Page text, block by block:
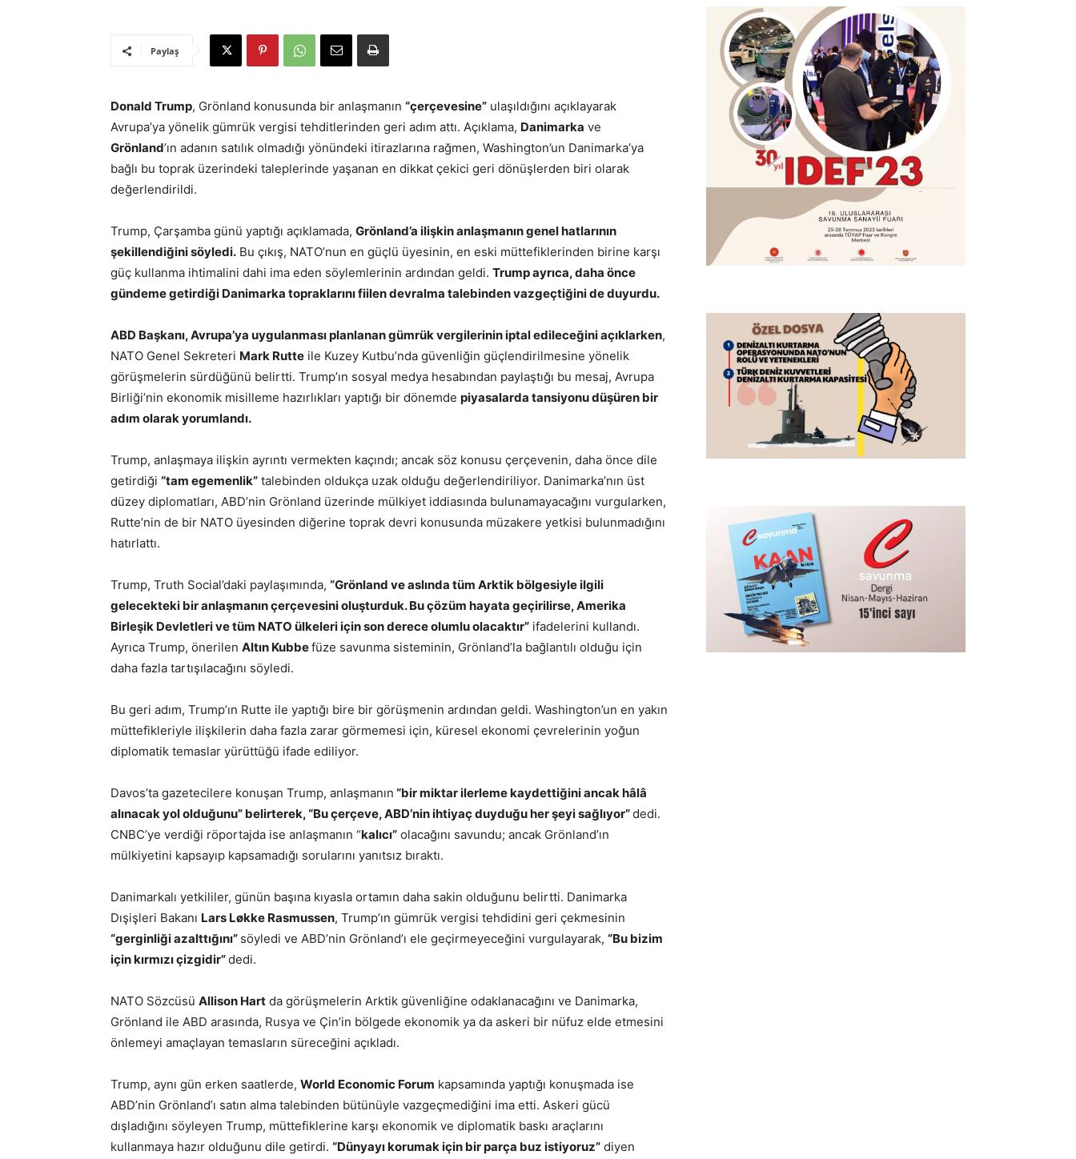
Paylaş
Donald Trump, Grönland konusunda bir anlaşmanın “çerçevesine” ulaşıldığını açıklayarak
Avrupa’ya yönelik gümrük vergisi tehditlerinden geri adım attı. Açıklama, Danimarka ve
Grönland’ın adanın satılık olmadığı yönündeki itirazlarına rağmen, Washington’un Danimarka’ya
bağlı bu toprak üzerindeki taleplerinde yaşanan en dikkat çekici geri dönüşlerden biri olarak
değerlendirildi.
Trump, Çarşamba günü yaptığı açıklamada, Grönland’a ilişkin anlaşmanın genel hatlarının
şekillendiğini söyledi. Bu çıkış, NATO’nun en güçlü üyesinin, en eski müttefiklerinden birine karşı
güç kullanma ihtimalini dahi ima eden söylemlerinin ardından geldi. Trump ayrıca, daha önce
gündeme getirdiği Danimarka topraklarını fiilen devralma talebinden vazgeçtiğini de duyurdu.
ABD Başkanı, Avrupa’ya uygulanması planlanan gümrük vergilerinin iptal edileceğini açıklarken,
NATO Genel Sekreteri Mark Rutte ile Kuzey Kutbu’nda güvenliğin güçlendirilmesine yönelik
görüşmelerin sürdüğünü belirtti. Trump’ın sosyal medya hesabından paylaştığı bu mesaj, Avrupa
Birliği’nin ekonomik misilleme hazırlıkları yaptığı bir dönemde piyasalarda tansiyonu düşüren bir
adım olarak yorumlandı.
Trump, anlaşmaya ilişkin ayrıntı vermekten kaçındı; ancak söz konusu çerçevenin, daha önce dile
getirdiği “tam egemenlik” talebinden oldukça uzak olduğu değerlendiriliyor. Danimarka’nın üst
düzey diplomatları, ABD’nin Grönland üzerinde mülkiyet iddiasında bulunamayacağını vurgularken,
Rutte’nin de bir NATO üyesinden diğerine toprak devri konusunda müzakere yetkisi bulunmadığını
hatırlattı.
Trump, Truth Social’daki paylaşımında, “Grönland ve aslında tüm Arktik bölgesiyle ilgili
gelecekteki bir anlaşmanın çerçevesini oluşturduk. Bu çözüm hayata geçirilirse, Amerika
Birleşik Devletleri ve tüm NATO ülkeleri için son derece olumlu olacaktır” ifadelerini kullandı.
Ayrıca Trump, önerilen Altın Kubbefüze savunma sisteminin, Grönland’la bağlantılı olduğu için
daha fazla tartışılacağını söyledi.
Bu geri adım, Trump’ın Rutte ile yaptığı bire bir görüşmenin ardından geldi. Washington’un en yakın
müttefikleriyle ilişkilerin daha fazla zarar görmemesi için, küresel ekonomi çevrelerinin yoğun
diplomatik temaslar yürüttüğü ifade ediliyor.
Davos’ta gazetecilere konuşan Trump, anlaşmanın “bir miktar ilerleme kaydettiğini ancak hâlâ
alınacak yol olduğunu” belirterek, “Bu çerçeve, ABD’nin ihtiyaç duyduğu her şeyi sağlıyor”dedi.
CNBC’ye verdiği röportajda ise anlaşmanın “kalıcı” olacağını savundu; ancak Grönland’ın
mülkiyetini kapsayıp kapsamadığı sorularını yanıtsız bıraktı.
Danimarkalı yetkililer, günün başına kıyasla ortamın daha sakin olduğunu belirtti. Danimarka
Dışişleri Bakanı Lars Løkke Rasmussen, Trump’ın gümrük vergisi tehdidini geri çekmesinin
“gerginliği azalttığını” söyledi ve ABD’nin Grönland’ı ele geçirmeyeceğini vurgulayarak, “Bu bizim
için kırmızı çizgidir”dedi.
NATO Sözcüsü Allison Hart da görüşmelerin Arktik güvenliğine odaklanacağını ve Danimarka,
Grönland ile ABD arasında, Rusya ve Çin’in bölgede ekonomik ya da askeri bir nüfuz elde etmesini
önlemeyi amaçlayan temasların süreceğini açıkladı.
Trump, aynı gün erken saatlerde, World Economic Forum kapsamında yaptığı konuşmada ise
ABD’nin Grönland’ı satın alma talebinden bütünüyle vazgeçmediğini ima etti. Askeri gücü
dışladığını söyleyen Trump, müttefiklerine karşı ekonomik ve diplomatik baskı araçlarını
kullanmaya hazır olduğunu dile getirdi. “Dünyayı korumak için bir parça buz istiyoruz” diyen